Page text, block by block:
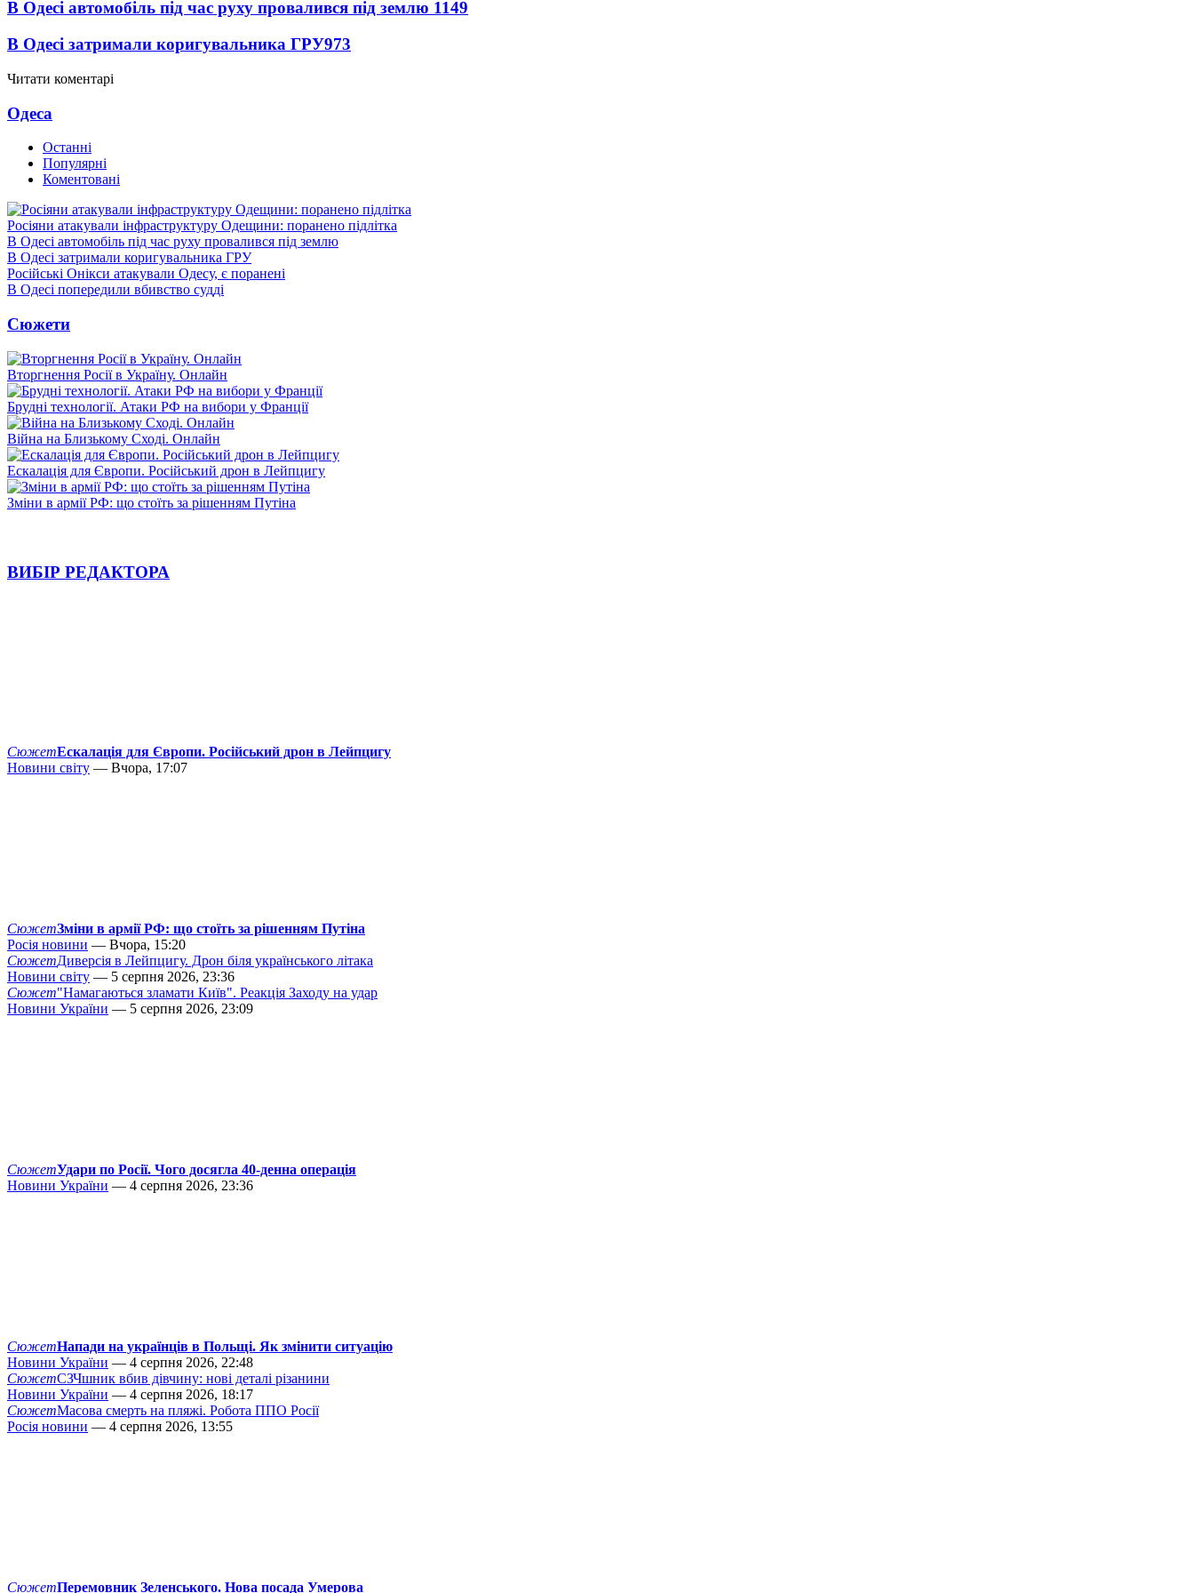
В Одесі автомобіль під час руху провалився під землю 1149
В Одесі затримали коригувальника ГРУ973
Читати коментарі
Одеса
Останні
Популярні
Коментовані
Росіяни атакували інфраструктуру Одещини: поранено підлітка
В Одесі автомобіль під час руху провалився під землю
В Одесі затримали коригувальника ГРУ
Російські Онікси атакували Одесу, є поранені
В Одесі попередили вбивство судді
Сюжети
Вторгнення Росії в Україну. Онлайн
Брудні технології. Атаки РФ на вибори у Франції
Війна на Близькому Сході. Онлайн
Ескалація для Європи. Російський дрон в Лейпцигу
Зміни в армії РФ: що стоїть за рішенням Путіна
ВИБІР РЕДАКТОРА
СюжетЕскалація для Європи. Російський дрон в Лейпцигу
Новини світу — Вчора, 17:07
СюжетЗміни в армії РФ: що стоїть за рішенням Путіна
Росія новини — Вчора, 15:20
СюжетДиверсія в Лейпцигу. Дрон біля українського літака
Новини світу — 5 серпня 2026, 23:36
Сюжет"Намагаються зламати Київ". Реакція Заходу на удар
Новини України — 5 серпня 2026, 23:09
СюжетУдари по Росії. Чого досягла 40-денна операція
Новини України — 4 серпня 2026, 23:36
СюжетНапади на українців в Польщі. Як змінити ситуацію
Новини України — 4 серпня 2026, 22:48
СюжетСЗЧшник вбив дівчину: нові деталі різанини
Новини України — 4 серпня 2026, 18:17
СюжетМасова смерть на пляжі. Робота ППО Росії
Росія новини — 4 серпня 2026, 13:55
СюжетПеремовник Зеленського. Нова посада Умерова